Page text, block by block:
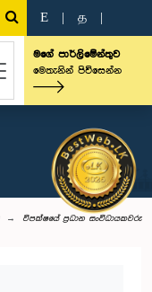
E த
මගේ පාර්ලිමේන්තුව
මෙතැනින් පිවිසෙන්න
විපක්ෂයේ ප්‍රධාන සංවිධායකවරු